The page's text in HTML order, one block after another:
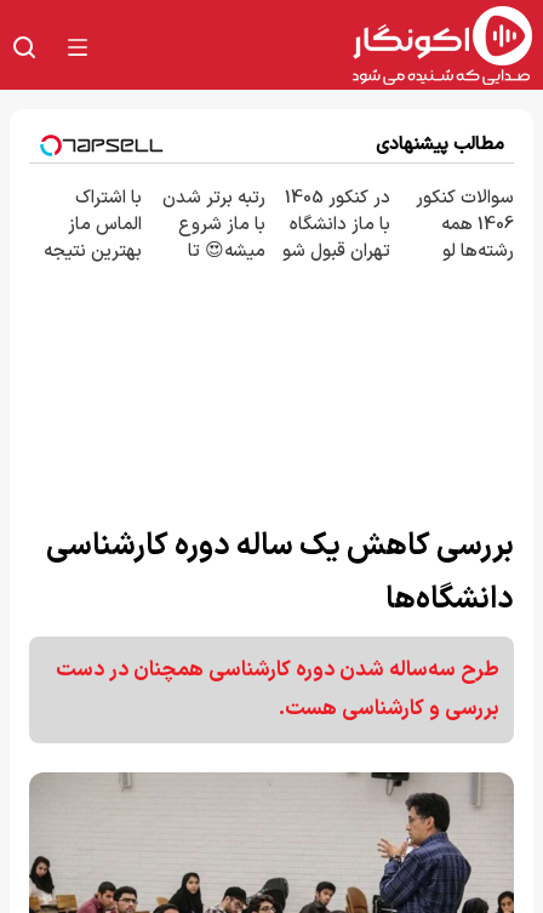
مطالب پیشنهادی
سوالات کنکور
1406 همه
رشته‌ها لو
در کنکور 1405
با ماز دانشگاه
تهران قبول شو
رتبه برتر شدن
با ماز شروع
میشه😍 تا
با اشتراک
الماس ماز
بهترین نتیجه
بررسی کاهش یک ساله دوره کارشناسی
دانشگاه‌ها
طرح سه‌ساله شدن دوره کارشناسی همچنان در دست
بررسی و کارشناسی هست.